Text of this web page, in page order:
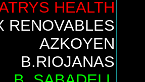
HEALTH
RENOVABLES
AZKOYEN
B.RIOJANAS